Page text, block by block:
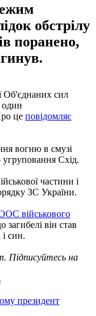
обстрілу
поранено,
Об'єднаних сил
один
це повідомляє
вогню в смузі
угруповання Схід.
частини і
ЗС України.
військового
він став
син.
Підписуйтесь на
президент